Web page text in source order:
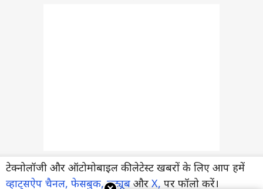
टेक्नोलॉजी और ऑटोमोबाइल की लेटेस्ट खबरों के लिए आप हमें
व्हाट्सऐप चैनल, फेसबुक,यूट्यूब और X, पर फॉलो करें।